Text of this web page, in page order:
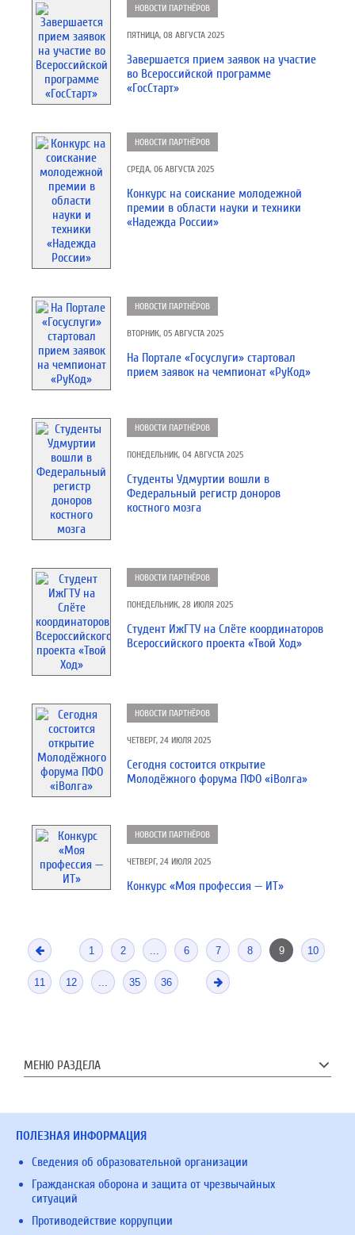
НОВОСТИ ПАРТНЁРОВ
ПЯТНИЦА, 08 АВГУСТА 2025
Завершается прием заявок на участие
во Всероссийской программе
«ГосСтарт»
НОВОСТИ ПАРТНЁРОВ
СРЕДА, 06 АВГУСТА 2025
Конкурс на соискание молодежной
премии в области науки и техники
«Надежда России»
НОВОСТИ ПАРТНЁРОВ
ВТОРНИК, 05 АВГУСТА 2025
На Портале «Госуслуги» стартовал
прием заявок на чемпионат «РуКод»
НОВОСТИ ПАРТНЁРОВ
ПОНЕДЕЛЬНИК, 04 АВГУСТА 2025
Студенты Удмуртии вошли в
Федеральный регистр доноров
костного мозга
НОВОСТИ ПАРТНЁРОВ
ПОНЕДЕЛЬНИК, 28 ИЮЛЯ 2025
Студент ИжГТУ на Слёте координаторов
Всероссийского проекта «Твой Ход»
НОВОСТИ ПАРТНЁРОВ
ЧЕТВЕРГ, 24 ИЮЛЯ 2025
Сегодня состоится открытие
Молодёжного форума ПФО «iВолга»
НОВОСТИ ПАРТНЁРОВ
ЧЕТВЕРГ, 24 ИЮЛЯ 2025
Конкурс «Моя профессия — ИТ»
1 2 6 7 8 9 10
11 12 35 36
МЕНЮ РАЗДЕЛА
ПОЛЕЗНАЯ ИНФОРМАЦИЯ
Сведения об образовательной организации
Гражданская оборона и защита от чрезвычайных
ситуаций
Противодействие коррупции